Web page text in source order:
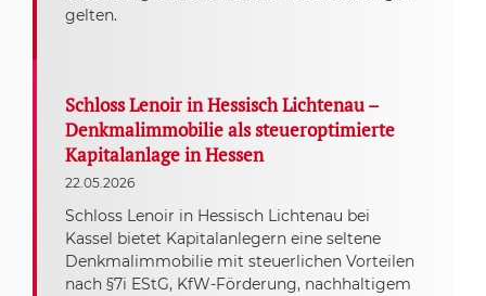
gelten.
Schloss Lenoir in Hessisch Lichtenau –
Denkmalimmobilie als steueroptimierte
Kapitalanlage in Hessen
22.05.2026
Schloss Lenoir in Hessisch Lichtenau bei
Kassel bietet Kapitalanlegern eine seltene
Denkmalimmobilie mit steuerlichen Vorteilen
nach §7i EStG, KfW-Förderung, nachhaltigem